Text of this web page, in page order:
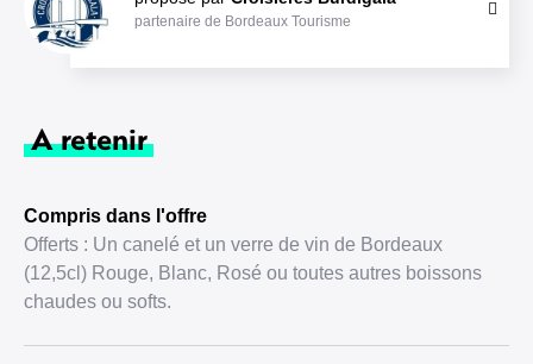
partenaire de Bordeaux Tourisme
A retenir
Compris dans l'offre
Offerts : Un canelé et un verre de vin de Bordeaux
(12,5cl) Rouge, Blanc, Rosé ou toutes autres boissons
chaudes ou softs.